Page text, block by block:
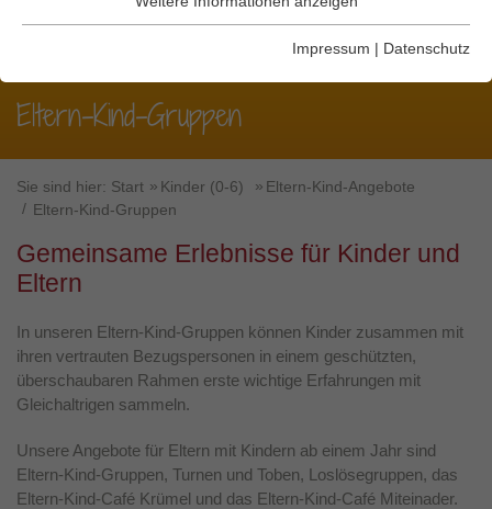
Über den jfd
Kurssuche
Eltern-Kind-Gruppen
Sie sind hier: Start Kinder (0-6)
Eltern-Kind-Angebote
Eltern-Kind-Gruppen
Gemeinsame Erlebnisse für Kinder und
Eltern
In unseren Eltern-Kind-Gruppen können Kinder zusammen mit
ihren vertrauten Bezugspersonen in einem geschützten,
überschaubaren Rahmen erste wichtige Erfahrungen mit
Gleichaltrigen sammeln.
Unsere Angebote für Eltern mit Kindern ab einem Jahr sind
Eltern-Kind-Gruppen, Turnen und Toben, Loslösegruppen, das
Eltern-Kind-Café Krümel und das Eltern-Kind-Café Miteinader.
Essentielle Cookies werden für grundlegende Funktionen der
Webseite einwandfrei funktioniert.
fe_typo_user / PHPSESSID
Anbieter TYPO3
Zweck
eines Benutzer-Logins die Session-ID. So
kann der eingeloggte Benutzer
wiedererkannt werden und es wird ihm
Zugang zu geschützten Bereichen
Name cookie_optin
Cookie-Informationen anzeigen
Statistiken
Diese Gruppe beinhaltet alle Skripte für analytisches
Tracking und zugehörige Cookies. Es hilft uns die
Nutzererfahrung der Website zu verbessern.
Anbieter Google LLC
Laufzeit 2 Jahre
Zweck
Wird verwendet, um den Sitzungsstatus zu
erhalten.
Externe Inhalte
Wir verwenden auf unserer Website externe Inhalte, um
Impressum | Datenschutz